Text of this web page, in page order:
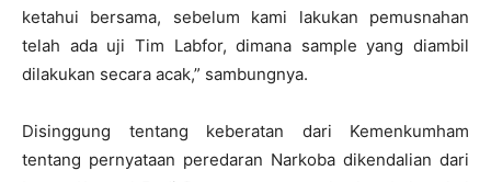
ketahui bersama, sebelum kami lakukan pemusnahan
telah ada uji Tim Labfor, dimana sample yang diambil
dilakukan secara acak,” sambungnya.
Disinggung tentang keberatan dari Kemenkumham
tentang pernyataan peredaran Narkoba dikendalian dari